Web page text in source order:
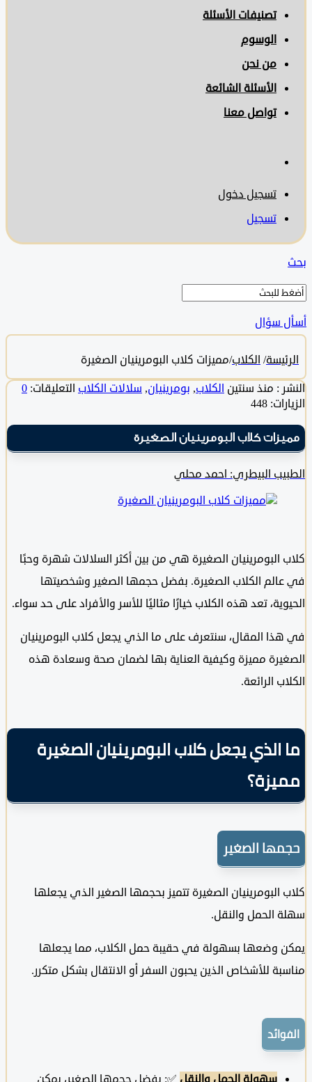
تصنيفات الأسئلة
الوسوم
من نحن
الأسئلة الشائعة
تواصل معنا
تسجيل دخول
تسجيل
سؤال
/ الكلاب/مميزات كلاب البومرينيان الصغيرة
: منذ سنتين الكلاب ,بومرينيان,سلالات الكلابالتعليقات:0
448
كلاب البومرينيان الصغيرة
البيطري: احمد محلي
الصغيرة هي من بين أكثر السلالات شهرة وحبًا
الكلاب الصغيرة. بفضل حجمها الصغير وشخصيتها
تعد هذه الكلاب خيارًا مثاليًا للأسر والأفراد على حد سواء.
المقال، سنتعرف على ما الذي يجعل كلاب البومرينيان
مميزة وكيفية العناية بها لضمان صحة وسعادة هذه
الرائعة.
يجعل كلاب البومرينيان الصغيرة
الصغير
الصغيرة تتميز بحجمها الصغير الذي يجعلها
الحمل والنقل.
وضعها بسهولة في حقيبة حمل الكلاب، مما يجعلها
للأشخاص الذين يحبون السفر أو الانتقال بشكل متكرر.